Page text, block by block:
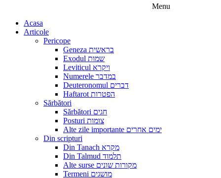
Menu
Acasa
Articole
Pericope
Geneza בראשית
Exodul שמות
Leviticul ויקרא
Numerele במדבר
Deuteronomul דברים
Haftarot הפטרות
Sărbători
Sărbători חגים
Posturi צומות
Alte zile importante ימים אחרים
Din scripturi
Din Tanach מקרא
Din Talmud תלמוד
Alte surse מקורות שונים
Termeni מושגים